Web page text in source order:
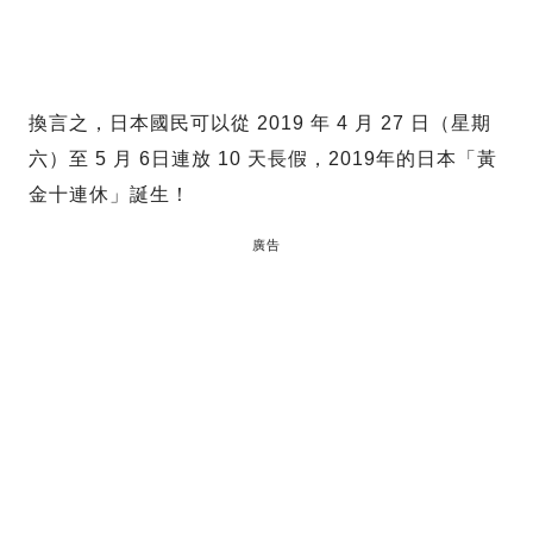
換言之，日本國民可以從 2019 年 4 月 27 日（星期
六）至 5 月 6日連放 10 天長假，2019年的日本「黃
金十連休」誕生！
廣告